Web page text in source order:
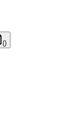
()